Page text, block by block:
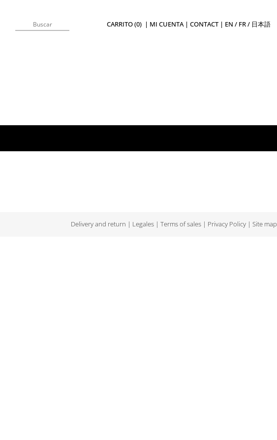
CARRITO (0) | MI CUENTA|CONTACT| EN / FR/ 日本語
Delivery and return | Legales| Terms of sales| Privacy Policy| Site map